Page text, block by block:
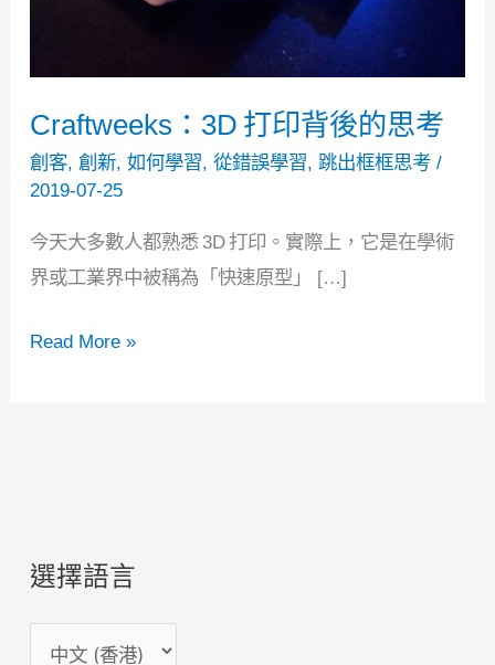
Craftweeks：3D 打印背後的思考
創客, 創新, 如何學習, 從錯誤學習, 跳出框框思考/
2019-07-25
今天大多數人都熟悉 3D 打印。實際上，它是在學術
界或工業界中被稱為「快速原型」 […]
Craftweeks：
思
考
Read More »
選擇語言